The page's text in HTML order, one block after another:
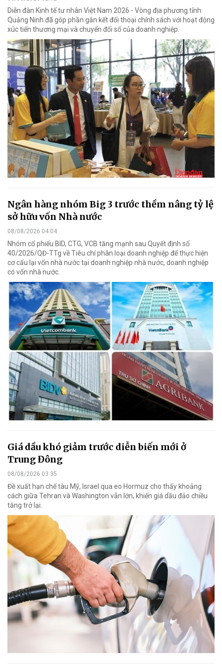
Diễn đàn Kinh tế tư nhân Việt Nam 2026 - Vòng địa phương tỉnh
Quảng Ninh đã góp phần gắn kết đối thoại chính sách với hoạt động
xúc tiến thương mại và chuyển đổi số của doanh nghiệp.
Ngân hàng nhóm Big 3 trước thềm nâng tỷ lệ
sở hữu vốn Nhà nước
08/08/2026 04:04
Nhóm cổ phiếu BID, CTG, VCB tăng mạnh sau Quyết định số
40/2026/QĐ-TTg về Tiêu chí phân loại doanh nghiệp để thực hiện
cơ cấu lại vốn nhà nước tại doanh nghiệp nhà nước, doanh nghiệp
có vốn nhà nước.
Giá dầu khó giảm trước diễn biến mới ở
Trung Đông
08/08/2026 03:35
Đề xuất hạn chế tàu Mỹ, Israel qua eo Hormuz cho thấy khoảng
cách giữa Tehran và Washington vẫn lớn, khiến giá dầu đảo chiều
tăng trở lại.